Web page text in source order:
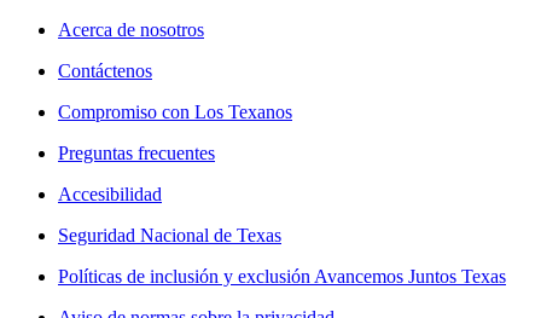
Acerca de nosotros
Contáctenos
Compromiso con Los Texanos
Preguntas frecuentes
Accesibilidad
Seguridad Nacional de Texas
Políticas de inclusión y exclusión Avancemos Juntos Texas